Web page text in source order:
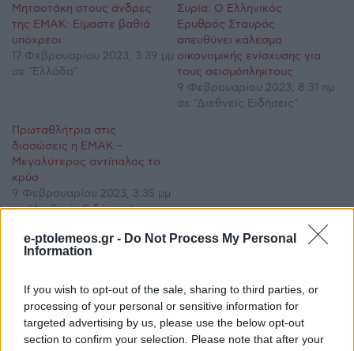
e-ptolemeos.gr - Do Not Process My Personal
Information
If you wish to opt-out of the sale, sharing to third parties, or
processing of your personal or sensitive information for
targeted advertising by us, please use the below opt-out
section to confirm your selection. Please note that after your
Μητσοτάκη στους άνδρες
της ΕΜΑΚ: Είμαστε βαθιά
υπόχρεοι
17 Φεβρουαρίου 2023, 3:39 μμ
σε "Ελλάδα"
Συρία: Ο Ελληνικός
Ερυθρός Σταυρός
απευθύνει κάλεσμα
οικονομικής ενίσχυσης για
τους σεισμόπληκτους
9 Φεβρουαρίου 2023, 8:31 πμ
σε "Διεθνείς Ειδήσεις"
Πρωταθλήτρια στις
διασώσεις η ΕΜΑΚ –
Μεγαλύτερος αντίπαλος το
κρύο
9 Φεβρουαρίου 2023, 3:35 μμ
σε "Διεθνείς Ειδήσεις"
και μάθετε πρώτοι όλες τις ειδήσεις!